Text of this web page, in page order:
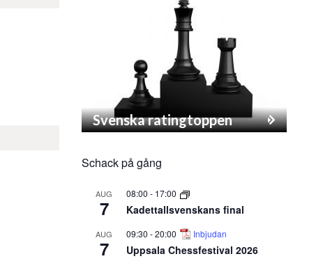
Svenska ratingtoppen
Schack på gång
AUG
7
08:00 - 17:00
Kadettallsvenskans final
AUG
7
09:30 -20:00 Inbjudan
Uppsala Chessfestival 2026